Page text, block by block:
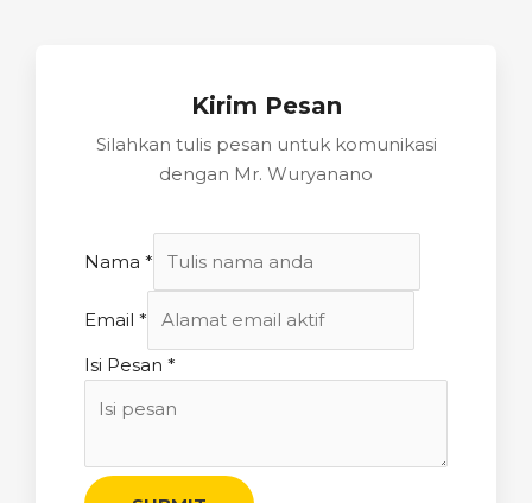
Kirim Pesan
Silahkan tulis pesan untuk komunikasi
dengan Mr. Wuryanano
Nama *
Email *
Isi Pesan *